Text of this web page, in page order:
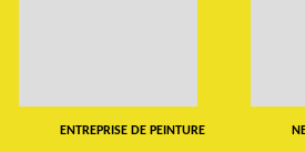
ENTREPRISE DE PEINTURE